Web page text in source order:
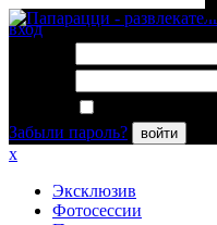
вход
Забыли пароль?
войти
x
Эксклюзив
Фотосессии